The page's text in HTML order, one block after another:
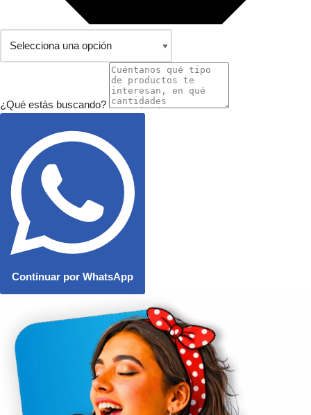
¿Qué estás buscando?
Continuar por WhatsApp